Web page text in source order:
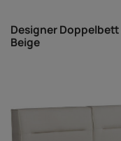
Designer Doppelbett
Beige